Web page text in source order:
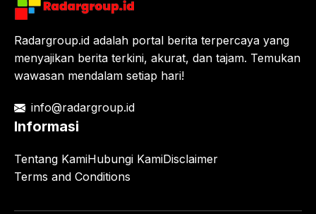
Radargroup.id adalah portal berita terpercaya yang
menyajikan berita terkini, akurat, dan tajam. Temukan
wawasan mendalam setiap hari!
info@radargroup.id
Informasi
Tentang KamiHubungi KamiDisclaimer
Terms and Conditions